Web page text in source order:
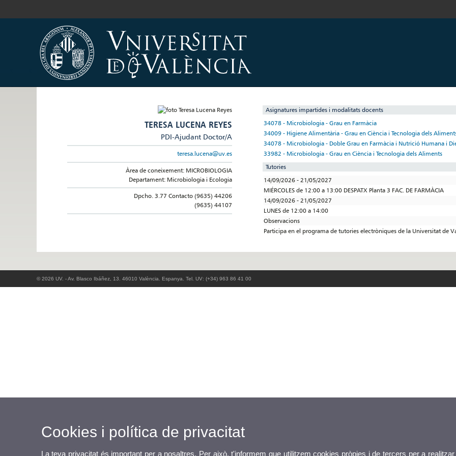
TERESA LUCENA REYES
PDI-Ajudant Doctor/A
teresa.lucena@uv.es
Àrea de coneixement: MICROBIOLOGIA
Departament: Microbiologia i Ecologia
Dpcho. 3.77 Contacto (9635) 44206
(9635) 44107
Asignatures impartides i modalitats docents
34078 - Microbiologia - Grau en Farmàcia
34009 - Higiene Alimentària - Grau en Ciència i Tecnologia dels
34078 - Microbiologia - Doble Grau en Farmàcia i Nutrició Humana i
33982 - Microbiologia - Grau en Ciència i Tecnologia dels Aliments
Tutories
14/09/2026 - 21/05/2027
MIÉRCOLES de 12:00 a 13:00 DESPATX Planta 3 FAC. DE FARMÀCIA
14/09/2026 - 21/05/2027
LUNES de 12:00 a 14:00
Observacions
Participa en el programa de tutories electròniques de la Universitat de
© 2026 UV. - Av. Blasco Ibáñez, 13. 46010 València. Espanya. Tel. UV: (+34) 963 86 41 00
Cookies i política de privacitat
La teva privacitat és important per a nosaltres. Per això, t'informem que utilitzem cookies pròpies i de tercers per a realitzar